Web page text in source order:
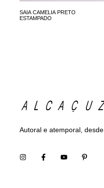
SAIA CAMELIA PRETO
ESTAMPADO
Autoral e atemporal, desde